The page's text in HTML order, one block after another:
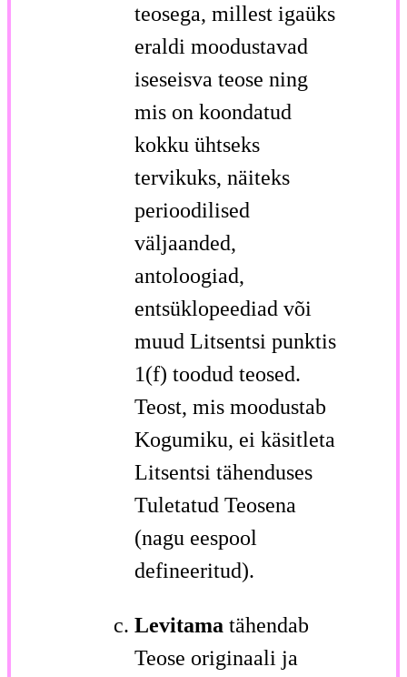
teosega, millest igaüks
eraldi moodustavad
iseseisva teose ning
mis on koondatud
kokku ühtseks
tervikuks, näiteks
perioodilised
väljaanded,
antoloogiad,
entsüklopeediad või
muud Litsentsi punktis
1(f) toodud teosed.
Teost, mis moodustab
Kogumiku, ei käsitleta
Litsentsi tähenduses
Tuletatud Teosena
(nagu eespool
defineeritud).
Levitama tähendab
Teose originaali ja